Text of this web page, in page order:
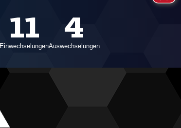
11
Einwechselungen
4
Auswechselungen